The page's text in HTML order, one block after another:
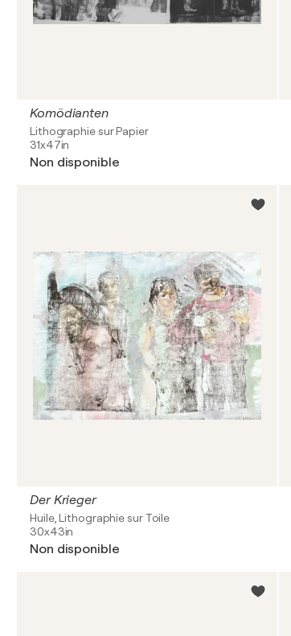
Komödianten
Lithographie sur Papier
31x47in
Non disponible
Der Krieger
Huile, Lithographie sur Toile
30x43in
Non disponible